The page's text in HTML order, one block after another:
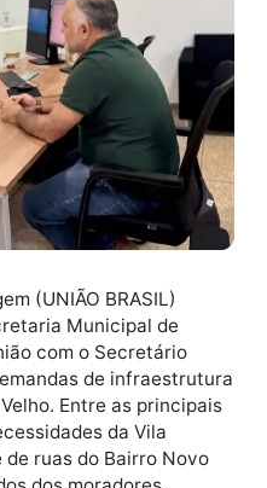
(UNIÃO BRASIL)
Municipal de
com o Secretário